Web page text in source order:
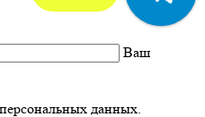
Ваш
данных.